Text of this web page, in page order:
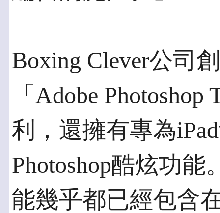
Boxing Clever公司
「Adobe
利，還擁有專為
Photoshop酷炫功
能幾乎都已經包含